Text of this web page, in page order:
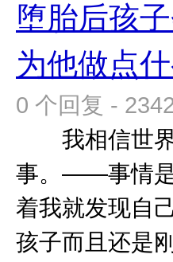
堕胎后孩
为他做点
0 个回复 -
我相信世界
事。——事情是
着我就发现自
孩子而且还是